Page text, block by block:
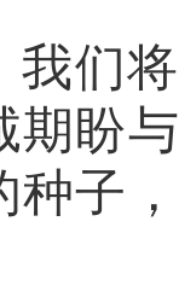
我们
期盼
种子